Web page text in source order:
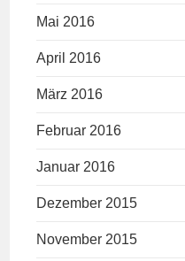
Mai 2016
April 2016
März 2016
Februar 2016
Januar 2016
Dezember 2015
November 2015